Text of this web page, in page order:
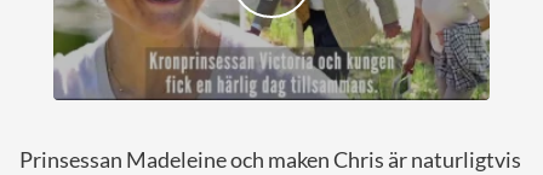
Prinsessan Madeleine och maken Chris är naturligtvis